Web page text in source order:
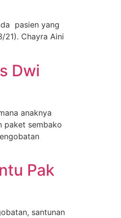
pasien yang
21). Chayra Aini
Dwi
anaknya
paket sembako
Pak
santunan